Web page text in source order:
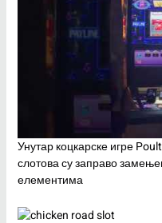
Унутар коцкарске игре
слотова су заправо
елементима